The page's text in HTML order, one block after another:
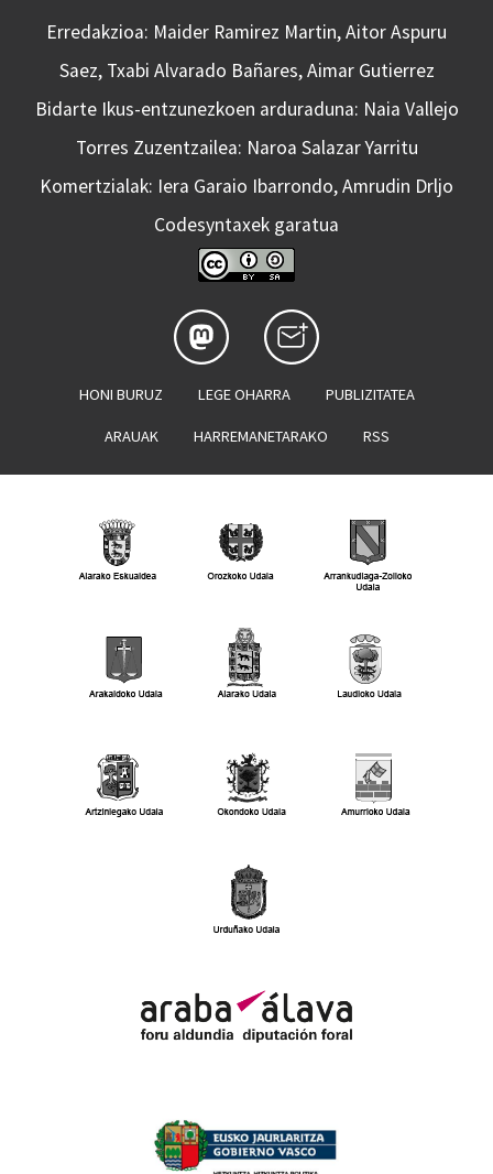
Erredakzioa: Maider Ramirez Martin, Aitor Aspuru
Saez, Txabi Alvarado Bañares, Aimar Gutierrez
Bidarte Ikus-entzunezkoen arduraduna: Naia Vallejo
Torres Zuzentzailea: Naroa Salazar Yarritu
Komertzialak: Iera Garaio Ibarrondo, Amrudin Drljo
Codesyntaxek garatua
HONI BURUZ LEGE OHARRA PUBLIZITATEA
ARAUAK HARREMANETARAKO RSS